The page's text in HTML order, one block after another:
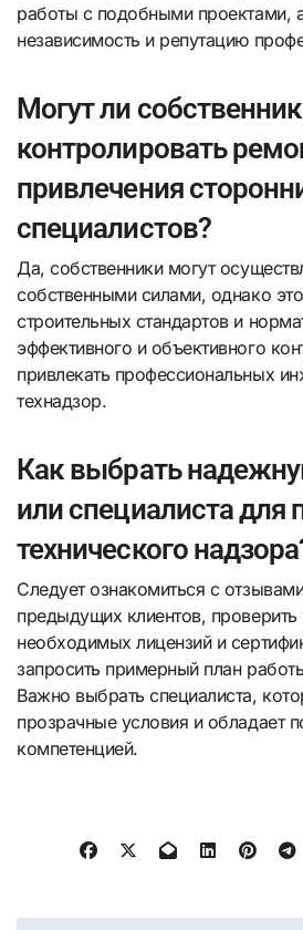
работы с подобными проектами,
независимость и репутацию
Могут ли
контролировать
привлечения
специалистов?
Да, собственники могут
собственными силами, однако
строительных стандартов и
эффективного и объективного
привлекать профессиональных
технадзор.
Как выбрать
или специалиста для
технического
Следует ознакомиться с
предыдущих клиентов, проверить
необходимых лицензий и
запросить примерный план
Важно выбрать специалиста,
прозрачные условия и обладает
компетенцией.